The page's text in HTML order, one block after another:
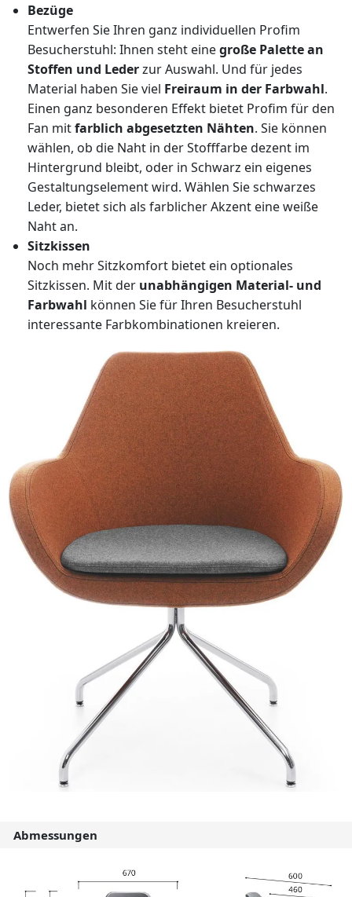
Bezüge
Entwerfen Sie Ihren ganz individuellen Profim
Besucherstuhl: Ihnen steht einegroße Palette an
Stoffen und Lederzur Auswahl. Und für jedes
Material haben Sie viel Freiraum in der Farbwahl.
Einen ganz besonderen Effekt bietet Profim für den
Fan mitfarblich abgesetzten Nähten. Sie können
wählen, ob die Naht in der Stofffarbe dezent im
Hintergrund bleibt, oder in Schwarz ein eigenes
Gestaltungselement wird. Wählen Sie schwarzes
Leder, bietet sich als farblicher Akzent eine weiße
Naht an.
Sitzkissen
Noch mehr Sitzkomfort bietet ein optionales
Sitzkissen. Mit der unabhängigen Material- und
Farbwahl können Sie für Ihren Besucherstuhl
interessante Farbkombinationen kreieren.
Abmessungen